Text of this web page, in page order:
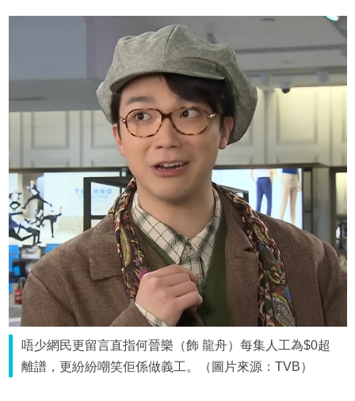
唔少網民更留言直指何晉樂（飾 龍舟）每集人工為$0超
離譜，更紛紛嘲笑佢係做義工。（圖片來源：TVB）